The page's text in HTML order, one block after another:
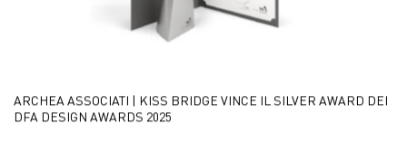
ARCHEA ASSOCIATI | KISS BRIDGE VINCE IL SILVER AWARD DEI
DFA DESIGN AWARDS 2025